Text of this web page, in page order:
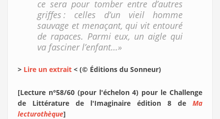
ce sera pour tomber entre d’autres
griffes : celles d’un vieil homme
sauvage et menaçant, qui vit entouré
de rapaces. Parmi eux, un aigle qui
va fasciner l’enfant…»
> Lire un extrait < (© Éditions du Sonneur)
[Lecture n°58/60 (pour l'échelon 4) pour le Challenge
de Littérature de l'Imaginaire édition 8 de Ma
lecturothèque]